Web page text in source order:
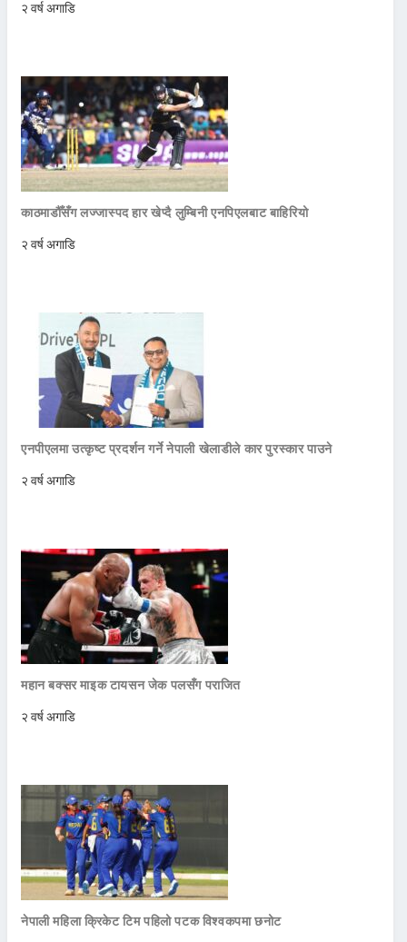
२ वर्ष अगाडि
काठमाडौँसँग लज्जास्पद हार खेप्दै लुम्बिनी एनपिएलबाट बाहिरियो
२ वर्ष अगाडि
एनपीएलमा उत्कृष्ट प्रदर्शन गर्ने नेपाली खेलाडीले कार पुरस्कार पाउने
२ वर्ष अगाडि
महान बक्सर माइक टायसन जेक पलसँग पराजित
२ वर्ष अगाडि
नेपाली महिला क्रिकेट टिम पहिलो पटक विश्वकपमा छनोट